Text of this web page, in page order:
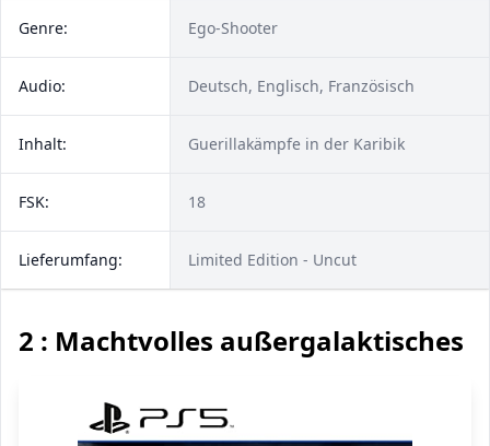
Genre: Ego-Shooter
Audio: Deutsch, Englisch, Französisch
Inhalt: Guerillakämpfe in der Karibik
FSK: 18
Lieferumfang: Limited Edition - Uncut
2 : Machtvolles außergalaktisches